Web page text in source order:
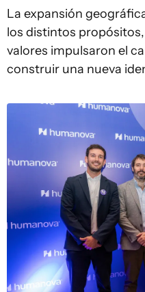
La expansión
los distintos
valores impulsaron el
construir una nueva